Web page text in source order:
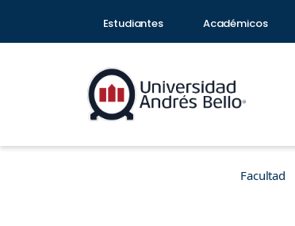
Estudiantes Académicos
Facultad